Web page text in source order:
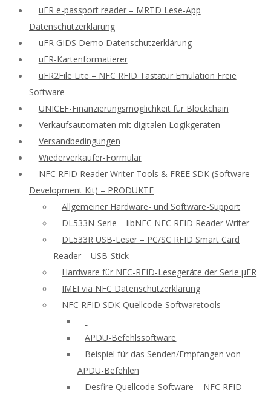
uFR e-passport reader – MRTD Lese-App
Datenschutzerklärung
uFR GIDS Demo Datenschutzerklärung
uFR-Kartenformatierer
uFR2File Lite – NFC RFID Tastatur Emulation Freie
Software
UNICEF-Finanzierungsmöglichkeit für Blockchain
Verkaufsautomaten mit digitalen Logikgeräten
Versandbedingungen
Wiederverkäufer-Formular
NFC RFID Reader Writer Tools & FREE SDK (Software
Development Kit) – PRODUKTE
Allgemeiner Hardware- und Software-Support
DL533N-Serie – libNFC NFC RFID Reader Writer
DL533R USB-Leser – PC/SC RFID Smart Card
Reader – USB-Stick
Hardware für NFC-RFID-Lesegeräte der Serie μFR
IMEI via NFC Datenschutzerklärung
NFC RFID SDK-Quellcode-Softwaretools
APDU-Befehlssoftware
Beispiel für das Senden/Empfangen von
APDU-Befehlen
Desfire Quellcode-Software – NFC RFID